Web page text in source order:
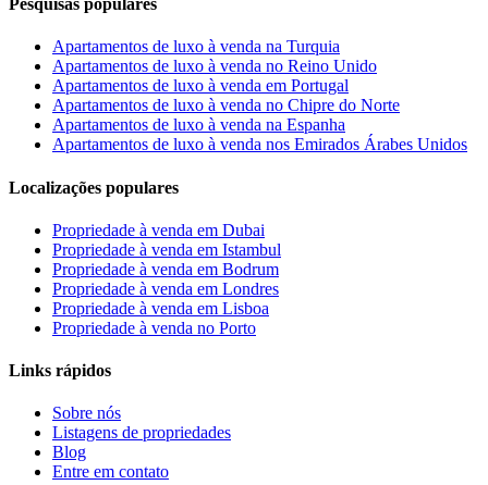
Pesquisas populares
Apartamentos de luxo à venda na Turquia
Apartamentos de luxo à venda no Reino Unido
Apartamentos de luxo à venda em Portugal
Apartamentos de luxo à venda no Chipre do Norte
Apartamentos de luxo à venda na Espanha
Apartamentos de luxo à venda nos Emirados Árabes Unidos
Localizações populares
Propriedade à venda em Dubai
Propriedade à venda em Istambul
Propriedade à venda em Bodrum
Propriedade à venda em Londres
Propriedade à venda em Lisboa
Propriedade à venda no Porto
Links rápidos
Sobre nós
Listagens de propriedades
Blog
Entre em contato